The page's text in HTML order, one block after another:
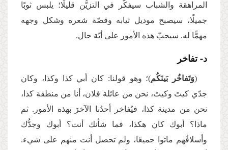
المراهقة والشباب سيفكّر في التزيُّن قليلًا؛ يلبس ثوبًا
جميلًا، سيصبح موديل ثيابه وقصّة شعره وشكل وجهه
مهمًّا له. سيحبّ هذه الأمور على أيّة حال.
د- تفاخر
(وَتَفاخُر بَينَكُم)؛ وهو قولنا: كان أبي كذا وكذا، وكان
جدّي كيتَ وكيتَ، نحن من عائلة فلان، أنا من منطقة كذا،
نحن من مدينة كذا، فيُفاخر أحدُنا الآخرَ بهذه الأمور. ثم
ماذا؟ أبوك كان هكذا، فما شأنك أنت؟ أبوك وجدُّك
وأسلافُهم ماتوا جميعًا، ولم تحصل أنت منهم على شيء.